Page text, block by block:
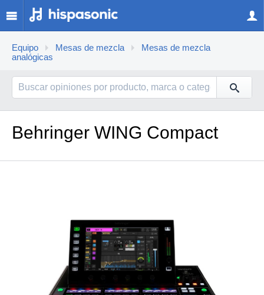
Equipo Mesas de mezcla
Mesas de mezcla
analógicas
Behringer WING Compact